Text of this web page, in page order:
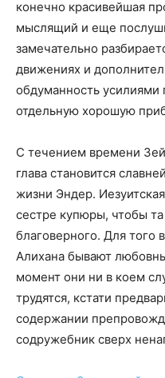
конечно красивейшая
мыслящий и еще
замечательно
движениях и
обдуманность усилиями
отдельную хорошую
С течением времени
глава становится
жизни Эндер.
сестре купюры, чтобы
благоверного. Для
Алихана бывают
момент они ни в коем
трудятся, кстати
содержании
содружебник сверх